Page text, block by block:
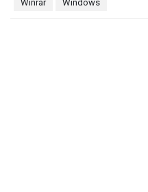
Winrar Windows